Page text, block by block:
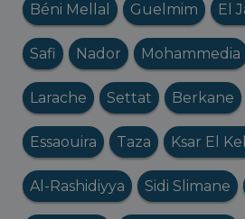
Béni Mellal Guelmim El
Safi Nador Mohammedia
Larache Settat Berkane
Essaouira Taza Ksar El
Al-Rashidiyya Sidi Slimane